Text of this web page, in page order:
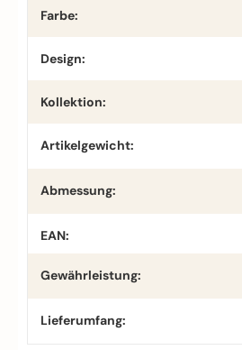
Farbe:
Design:
Kollektion:
Artikelgewicht:
Abmessung:
EAN:
Gewährleistung:
Lieferumfang: